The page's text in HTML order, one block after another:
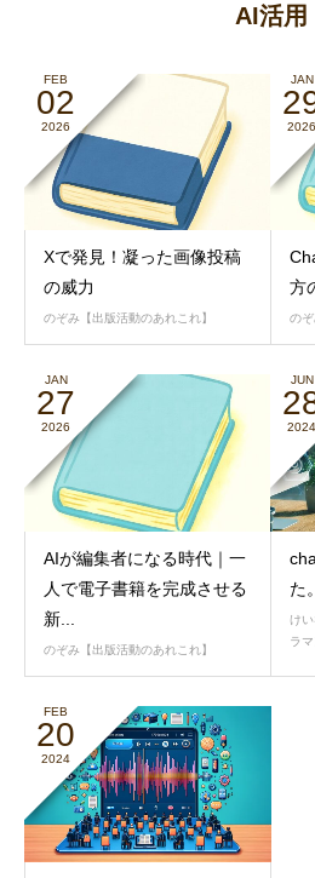
エルハウ
AI活用
FEB
02
2026
Xで発見！凝った画像投稿
の威力
のぞみ【出版活動のあれこれ】
JAN
2026
方
のぞ
JAN
27
2026
AIが編集者になる時代｜一
人で電子書籍を完成させる
新...
のぞみ【出版活動のあれこれ】
JUN
2024
た。
け
ラマ
FEB
20
2024